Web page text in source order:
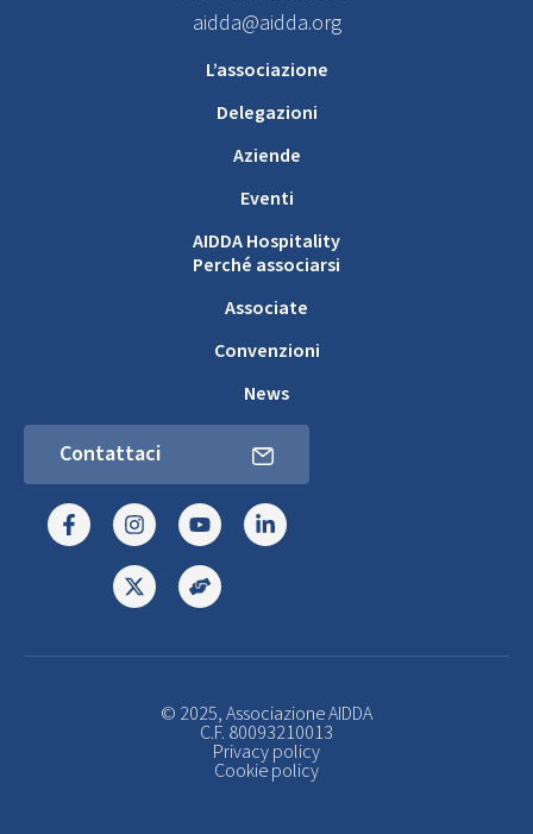
aidda@aidda.org
L’associazione
Delegazioni
Aziende
Eventi
AIDDA Hospitality
Perché associarsi
Associate
Convenzioni
News
Contattaci
© 2025, Associazione AIDDA
C.F. 80093210013
Privacy policy
Cookie policy